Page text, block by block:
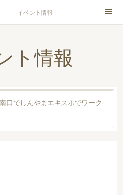
イベント情報
績＆依頼販売について
ト情報
口でしんやまエキスポでワーク